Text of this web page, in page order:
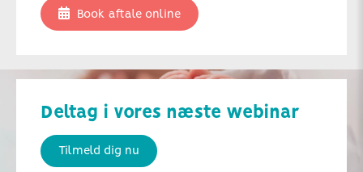
Book aftale online
Deltag i vores næste webinar
Tilmeld dig nu